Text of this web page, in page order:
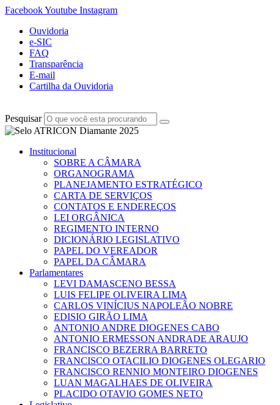
FacebookYoutube Instagram
Ouvidoria
e-SIC
FAQ
Transparência
E-mail
Cartilha da Ouvidoria
Pesquisar
Institucional
SOBRE A CÂMARA
ORGANOGRAMA
PLANEJAMENTO ESTRATÉGICO
CARTA DE SERVIÇOS
CONTATOS E ENDEREÇOS
LEI ORGÂNICA
REGIMENTO INTERNO
DICIONÁRIO LEGISLATIVO
PAPEL DO VEREADOR
PAPEL DA CÂMARA
Parlamentares
LEVI DAMASCENO BESSA
LUIS FELIPE OLIVEIRA LIMA
CARLOS VINÍCIUS NAPOLEÃO NOBRE
EDISIO GIRÃO LIMA
ANTONIO ANDRE DIOGENES CABO
ANTONIO ERMESSON ANDRADE ARAUJO
FRANCISCO BEZERRA BARRETO
FRANCISCO OTACILIO DIOGENES OLEGARIO
FRANCISCO RENNIO MONTEIRO DIOGENES
LUAN MAGALHAES DE OLIVEIRA
PLACIDO OTAVIO GOMES NETO